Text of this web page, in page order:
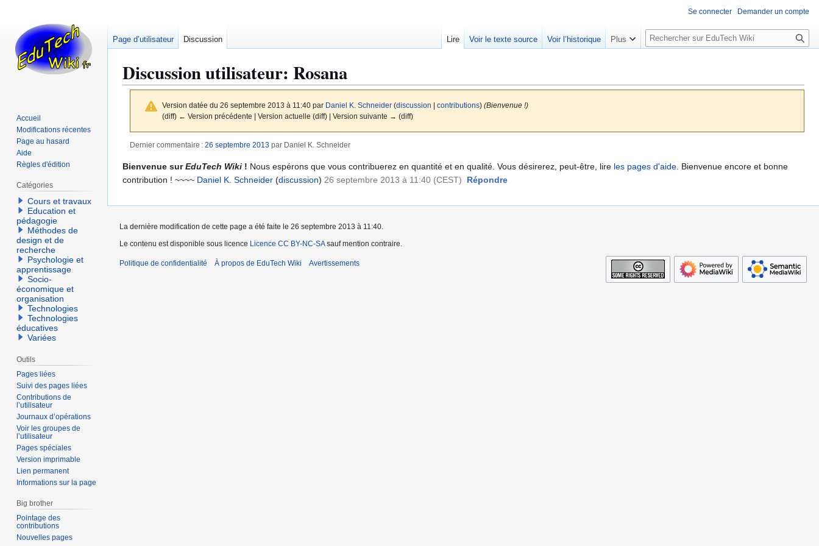
Discussion utilisateur: Rosana
Version datée du 26 septembre 2013 à 11:40 par Daniel K. Schneider (discussion contributions) (Bienvenue !)
(diff) ← Version précédente | Version actuelle (diff) | Version suivante → (diff)
Dernier commentaire : 26 septembre 2013par Daniel K. Schneider
Aller
à
navigation
Aller
à
recherche
Bienvenue surEduTech Wiki ! Nous espérons que vous contribuerez en quantité et en qualité. Vous désirerez, peut-être, lire les pages d'aide . Bienvenue encore et bonne
contribution ! ~~~~ Daniel K. Schneider (discussion) 26 septembre 2013 à 11:40 (CEST) Répondre
Se connecter Demander un compte
Page d’utilisateur Discussion Lire Voir le texte source Voir l’historique Plus
R
e
e
h
r
Accueil
Modifications récentes
Page au hasard
Aide
Règles d'édition
Catégories
Cours et travaux
Education et
pédagogie
Méthodes de
design et de
recherche
Psychologie et
apprentissage
Socio-
économique et
organisation
Technologies
Technologies
éducatives
Variées
Outils
Pages liées
Suivi des pages liées
Contributions de
l’utilisateur
Journaux d’opérations
Voir les groupes de
l’utilisateur
Pages spéciales
Version imprimable
Lien permanent
Informations sur la page
Big brother
Pointage des
contributions
Nouvelles pages
La dernière modification de cette page a été faite le 26 septembre 2013 à 11:40.
Le contenu est disponible sous licence Licence CC BY-NC-SAsauf mention contraire.
Politique de confidentialité À propos de EduTech Wiki Avertissements